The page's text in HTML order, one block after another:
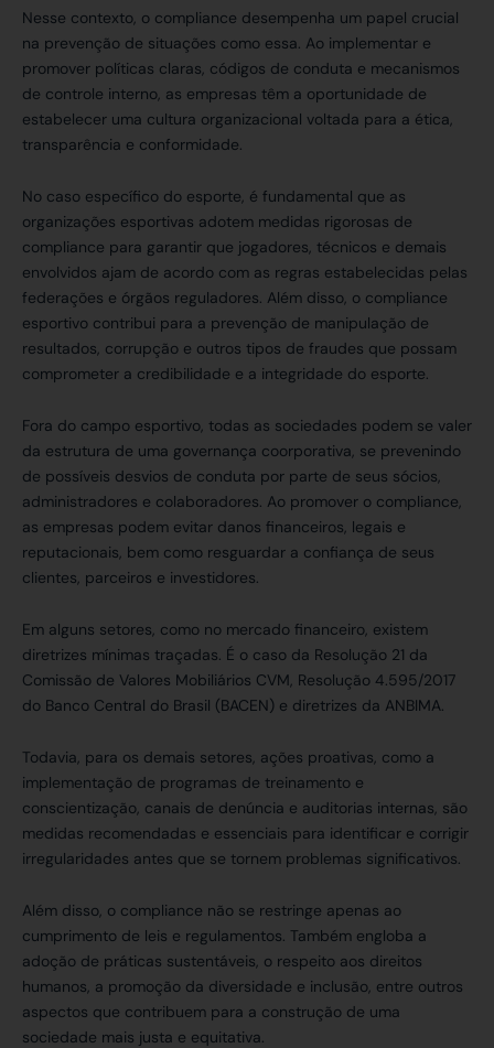
Nesse contexto, o compliance desempenha um papel crucial
na prevenção de situações como essa. Ao implementar e
promover políticas claras, códigos de conduta e mecanismos
de controle interno, as empresas têm a oportunidade de
estabelecer uma cultura organizacional voltada para a ética,
transparência e conformidade.
No caso específico do esporte, é fundamental que as
organizações esportivas adotem medidas rigorosas de
compliance para garantir que jogadores, técnicos e demais
envolvidos ajam de acordo com as regras estabelecidas pelas
federações e órgãos reguladores. Além disso, o compliance
esportivo contribui para a prevenção de manipulação de
resultados, corrupção e outros tipos de fraudes que possam
comprometer a credibilidade e a integridade do esporte.
Fora do campo esportivo, todas as sociedades podem se valer
da estrutura de uma governança coorporativa, se prevenindo
de possíveis desvios de conduta por parte de seus sócios,
administradores e colaboradores. Ao promover o compliance,
as empresas podem evitar danos financeiros, legais e
reputacionais, bem como resguardar a confiança de seus
clientes, parceiros e investidores.
Em alguns setores, como no mercado financeiro, existem
diretrizes mínimas traçadas. É o caso da Resolução 21 da
Comissão de Valores Mobiliários CVM, Resolução 4.595/2017
do Banco Central do Brasil (BACEN) e diretrizes da ANBIMA.
Todavia, para os demais setores, ações proativas, como a
implementação de programas de treinamento e
conscientização, canais de denúncia e auditorias internas, são
medidas recomendadas e essenciais para identificar e corrigir
irregularidades antes que se tornem problemas significativos.
Além disso, o compliance não se restringe apenas ao
cumprimento de leis e regulamentos. Também engloba a
adoção de práticas sustentáveis, o respeito aos direitos
humanos, a promoção da diversidade e inclusão, entre outros
aspectos que contribuem para a construção de uma
sociedade mais justa e equitativa.